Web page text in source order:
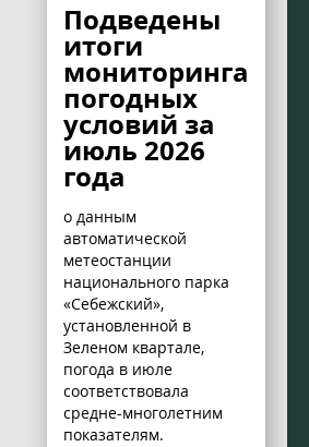
Подведены
итоги
мониторинга
погодных
условий за
июль 2026
года
о данным
автоматической
метеостанции
национального парка
«Себежский»,
установленной в
Зеленом квартале,
погода в июле
соответствовала
средне-многолетним
показателям.